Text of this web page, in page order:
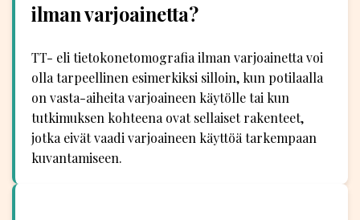
ilman varjoainetta?
TT- eli tietokonetomografia ilman varjoainetta voi
olla tarpeellinen esimerkiksi silloin, kun potilaalla
on vasta-aiheita varjoaineen käytölle tai kun
tutkimuksen kohteena ovat sellaiset rakenteet,
jotka eivät vaadi varjoaineen käyttöä tarkempaan
kuvantamiseen.